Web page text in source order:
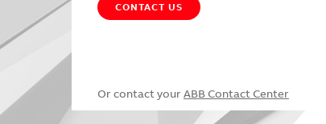
CONTACT US
Or contact your ABB Contact Center